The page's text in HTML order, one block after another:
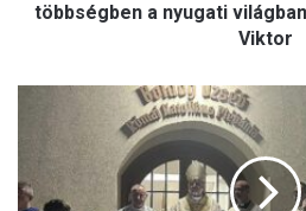
Orbán
többségben a nyugati
Viktor
hazájukat
tisztelő